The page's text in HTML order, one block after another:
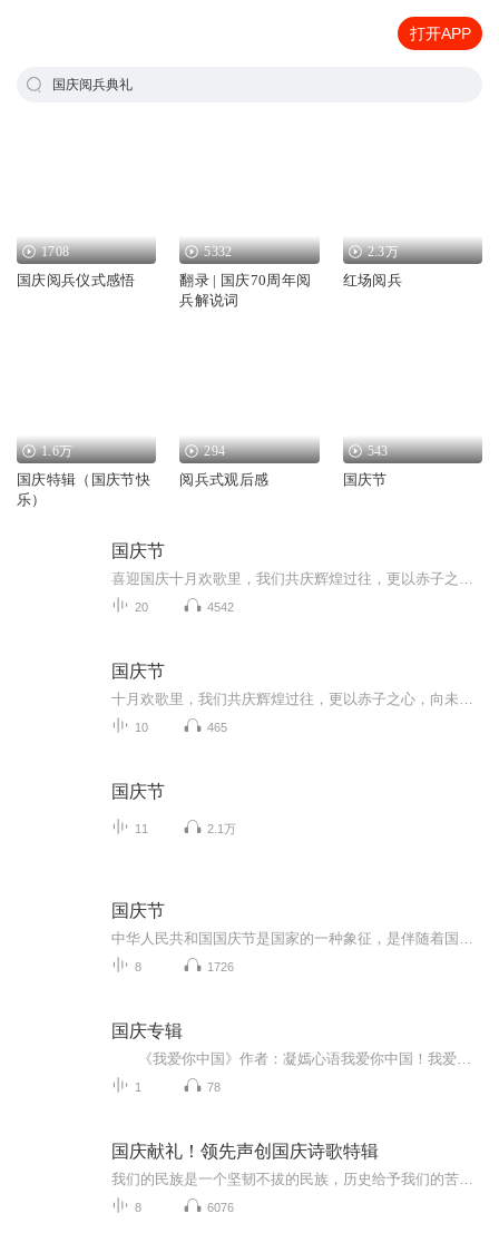
打开APP
国庆阅兵典礼
1708
国庆阅兵仪式感悟
5332
翻录 | 国庆70周年阅
兵解说词
2.3万
红场阅兵
1.6万
国庆特辑（国庆节快
乐）
294
阅兵式观后感
543
国庆节
国庆节
20 4542
国庆节
10 465
国庆节
11 2.1万
国庆节
8 1726
国庆专辑
1 78
国庆献礼！领先声创国庆诗歌特辑
8 6076